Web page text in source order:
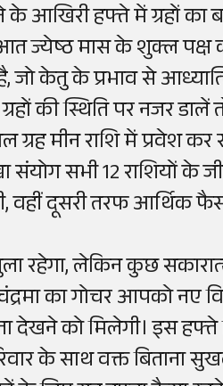
आखिरी हफ्ते में ग्रहों का
ज्येष्ठ मास के शुक्ल पक्ष
जो केतु के प्रभाव से
की स्थिति पर नजर
ग्रह मीन राशि में प्रवेश
संयोग सभी 12 राशियों
वहीं दूसरी तरफ आर्थिक
रहेगा, लेकिन कुछ
का गोचर आपको नए
देखने को मिलेगी। इस
के साथ वक्त